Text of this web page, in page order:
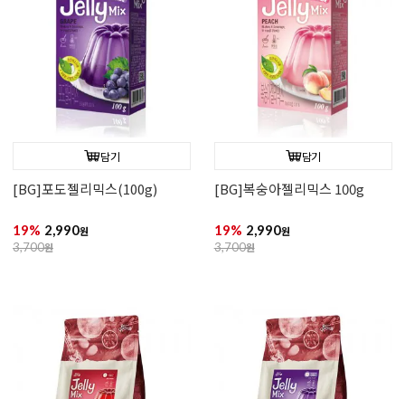
담기
[BG]포도젤리믹스(100g)
19% 2,990원
3,700원
담기
[BG]복숭아젤리믹스 100g
19% 2,990원
3,700원